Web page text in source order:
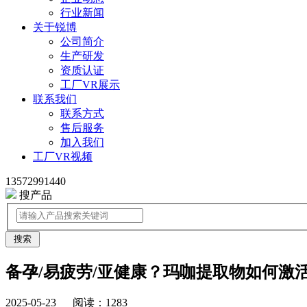
行业新闻
关于锐博
公司简介
生产研发
资质认证
工厂VR展示
联系我们
联系方式
售后服务
加入我们
工厂VR视频
13572991440
搜产品
请关注我们公众号：西安锐博Rainbow
备孕/易疲劳/亚健康？玛咖提取物如何激
2025-05-23 阅读：1283